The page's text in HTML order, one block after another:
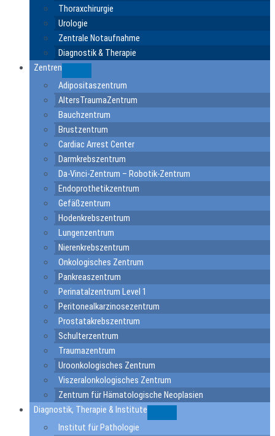
Thoraxchirurgie
Urologie
Zentrale Notaufnahme
Diagnostik & Therapie
Zentren
Adipositaszentrum
AltersTraumaZentrum
Bauchzentrum
Brustzentrum
Cardiac Arrest Center
Darmkrebszentrum
Da-Vinci-Zentrum – Robotik-Zentrum
Endoprothetikzentrum
Gefäßzentrum
Hodenkrebszentrum
Lungenzentrum
Nierenkrebszentrum
Onkologisches Zentrum
Pankreaszentrum
Perinatalzentrum Level 1
Peritonealkarzinosezentrum
Prostatakrebszentrum
Schulterzentrum
Traumazentrum
Uroonkologisches Zentrum
Viszeralonkologisches Zentrum
Zentrum für Hämatologische Neoplasien
Diagnostik, Therapie & Institute
Institut für Pathologie